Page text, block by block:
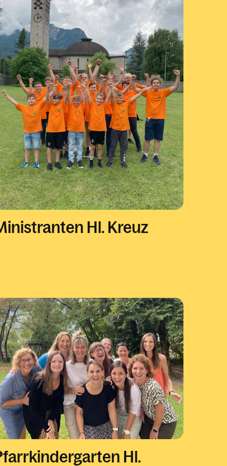
Hl. Kreuz
Hl.